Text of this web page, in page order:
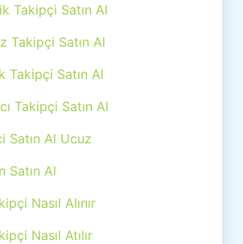
Takipçi Satın Al
Takipçi Satın Al
Takipçi Satın Al
Takipçi Satın Al
Satın Al Ucuz
Satın Al
Nasıl Alınır
Nasıl Atılır